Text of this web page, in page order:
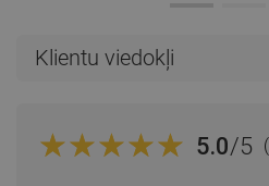
Klientu viedokļi
5.0/5